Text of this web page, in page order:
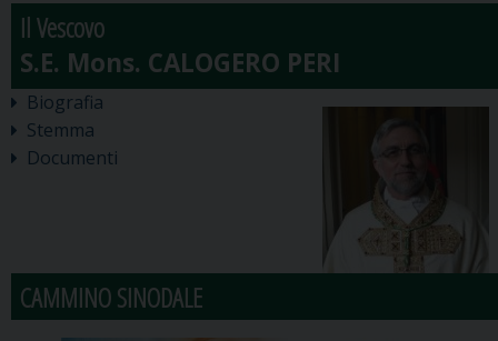
Il Vescovo
Biografia
Stemma
Documenti
CAMMINO SINODALE